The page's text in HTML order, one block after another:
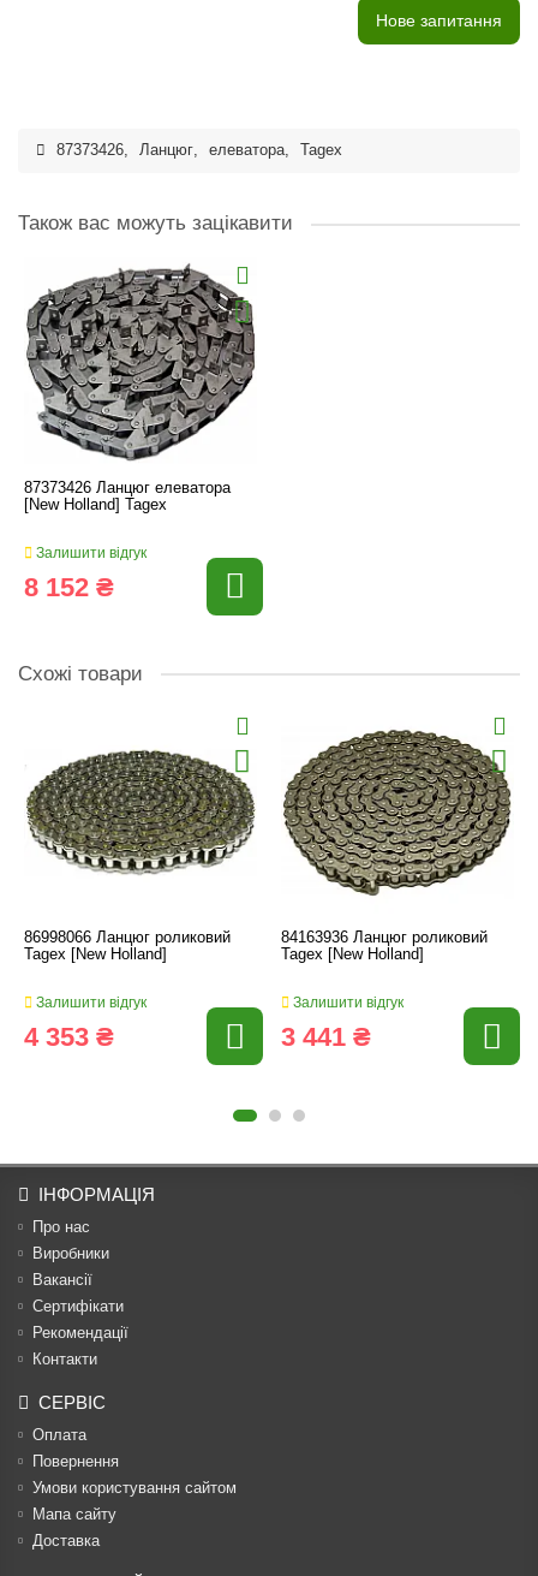
Нове запитання
87373426, Ланцюг, елеватора, Tagex
Також вас можуть зацікавити
87373426 Ланцюг елеватора
[New Holland] Tagex
Залишити відгук
8 152 ₴
Схожі товари
86998066 Ланцюг роликовий
Tagex [New Holland]
Залишити відгук
4 353 ₴
84163936 Ланцюг роликовий
Tagex [New Holland]
Залишити відгук
3 441 ₴
ІНФОРМАЦІЯ
Про нас
Виробники
Вакансії
Сертифікати
Рекомендації
Контакти
СЕРВІС
Оплата
Повернення
Умови користування сайтом
Мапа сайту
Доставка